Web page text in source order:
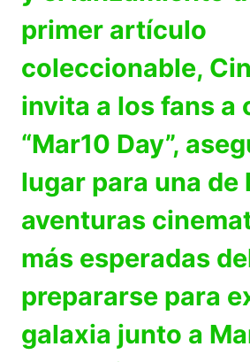
primer artículo
coleccionable,
invita a los fans a
“Mar10 Day”,
lugar para una de
aventuras
más esperadas
prepararse para
galaxia junto a